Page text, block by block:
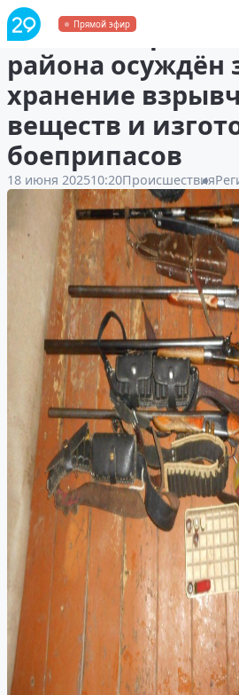
Прямой эфир
Житель
района осуждён
хранение
веществ и
боеприпасов
18 июня 202510:20Происшествия